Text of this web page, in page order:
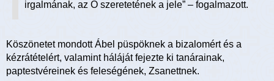
irgalmának, az Ő szeretetének a jele” – fogalmazott.
Köszönetet mondott Ábel püspöknek a bizalomért és a
kézrátételért, valamint háláját fejezte ki tanárainak,
paptestvéreinek és feleségének, Zsanettnek.